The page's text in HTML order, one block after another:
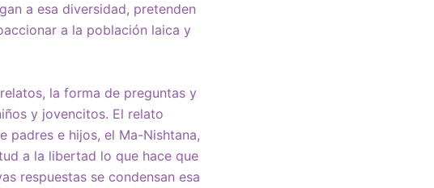
a esa diversidad, pretenden
a la población laica y
la forma de preguntas y
y jovencitos. El relato
padres e hijos, el Ma-Nishtana,
a la libertad lo que hace que
respuestas se condensan esa